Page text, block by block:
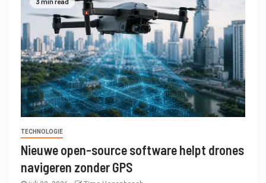
TECHNOLOGIE
Nieuwe open-source software helpt drones
navigeren zonder GPS